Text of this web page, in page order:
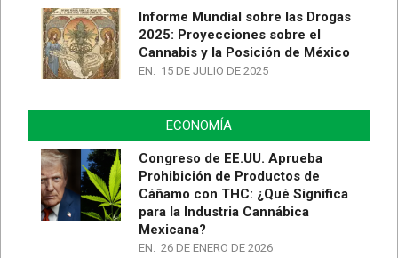
Informe Mundial sobre las Drogas
2025: Proyecciones sobre el
Cannabis y la Posición de México
EN: 15 DE JULIO DE 2025
ECONOMÍA
Congreso de EE.UU. Aprueba
Prohibición de Productos de
Cáñamo con THC: ¿Qué Significa
para la Industria Cannábica
Mexicana?
EN: 26 DE ENERO DE 2026